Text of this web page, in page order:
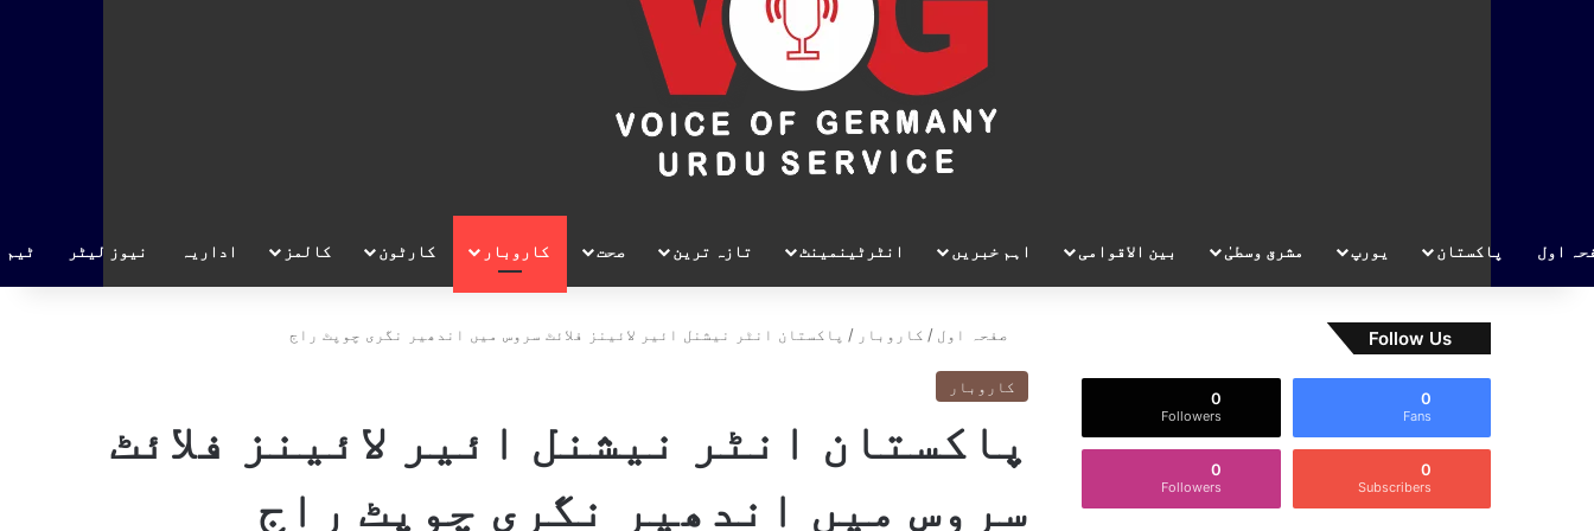
اول پاکستان یورپ مشرق وسطیٰ بین الاقوامی اہم خبریں انٹرٹینمینٹ تازہ ترین صحت کاروبار کارٹون کالمز اداریہ نیوز لیٹر ٹیم
صفحہ اول / کاروبار / پاکستان انٹر نیشنل ائیر لائینز فلائٹ سروس میں اندھیر نگری چوپٹ راج
کاروبار
پاکستان انٹر نیشنل ائیر لائینز فلائٹ
سروس میں اندھیر نگری چوپٹ راج
Follow Us
0
Fans
0
Followers
0
Subscribers
0
Followers